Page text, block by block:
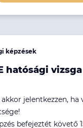
képzések
hatósági vizsga
jelentkezzen, ha
befejeztét követő